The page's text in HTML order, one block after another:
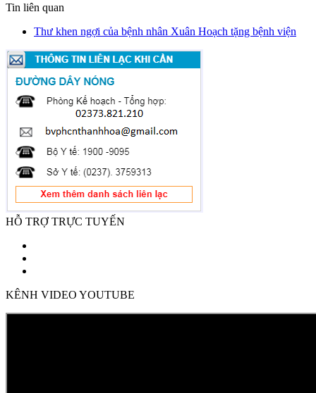
Tin liên quan
Thư khen ngợi của bệnh nhân Xuân Hoạch tặng bệnh viện
HỖ TRỢ TRỰC TUYẾN
KÊNH VIDEO YOUTUBE